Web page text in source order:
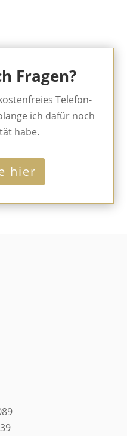
Fragen?
Telefon-
ich dafür noch
habe.
hier